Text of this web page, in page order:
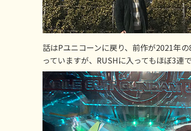
話はPユニコーンに戻り、前作が2021年
っていますが、RUSHに入ってもほぼ3連